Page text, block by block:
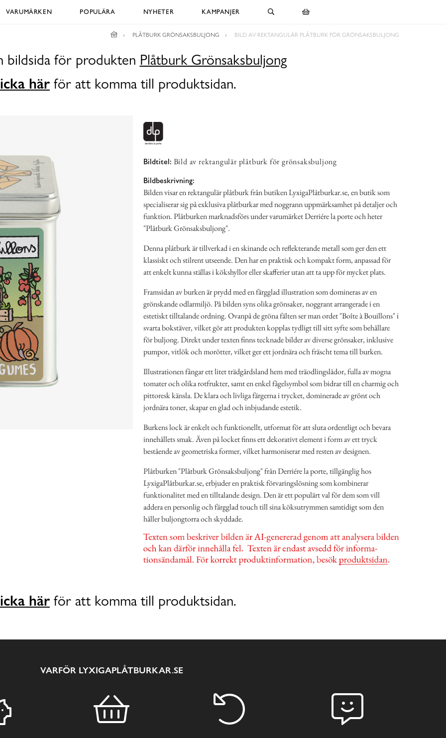
VARUMÄRKEN POPULÄRA NYHETER KAMPANJER
PLÅTBURK GRÖNSAKSBULJONG BILD AV REKTANGULÄR PLÅTBURK FÖR GRÖNSAKSBULJONG
bildsida för produkten Plåtburk Grönsaksbuljong
här för att komma till produktsidan.
Bildtitel: Bild av rektangulär plåtburk för grönsaksbuljong
Bildbeskrivning:
Bilden visar en rektangulär plåtburk från butiken LyxigaPlåtburkar.se, en butik som
specialiserar sig på exklusiva plåtburkar med noggrann uppmärksamhet på detaljer och
funktion. Plåtburken marknadsförs under varumärket Derriére la porte och heter
"Plåtburk Grönsaksbuljong".
Denna plåtburk är tillverkad i en skinande och reflekterande metall som ger den ett
klassiskt och stilrent utseende. Den har en praktisk och kompakt form, anpassad för
att enkelt kunna ställas i kökshyllor eller skafferier utan att ta upp för mycket plats.
Framsidan av burken är prydd med en färgglad illustration som domineras av en
grönskande odlarmiljö. På bilden syns olika grönsaker, noggrant arrangerade i en
estetiskt tilltalande ordning. Ovanpå de gröna fälten ser man ordet "Boîte à Bouillons" i
svarta bokstäver, vilket gör att produkten kopplas tydligt till sitt syfte som behållare
för buljong. Direkt under texten finns tecknade bilder av diverse grönsaker, inklusive
pumpor, vitlök och morötter, vilket ger ett jordnära och fräscht tema till burken.
Illustrationen fångar ett litet trädgårdsland hem med träodlingslådor, fulla av mogna
tomater och olika rotfrukter, samt en enkel fågelsymbol som bidrar till en charmig och
pittoresk känsla. De klara och livliga färgerna i trycket, dominerade av grönt och
jordnära toner, skapar en glad och inbjudande estetik.
Burkens lock är enkelt och funktionellt, utformat för att sluta ordentligt och bevara
innehållets smak. Även på locket finns ett dekorativt element i form av ett tryck
bestående av geometriska former, vilket harmoniserar med resten av designen.
Plåtburken "Plåtburk Grönsaksbuljong" från Derriére la porte, tillgänglig hos
LyxigaPlåtburkar.se, erbjuder en praktisk förvaringslösning som kombinerar
funktionalitet med en tilltalande design. Den är ett populärt val för dem som vill
addera en personlig och färgglad touch till sina köksutrymmen samtidigt som den
håller buljongtorra och skyddade.
här för att komma till produktsidan.
VARFÖR LYXIGAPLÅTBURKAR.SE